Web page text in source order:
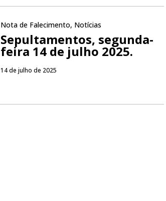
Nota de Falecimento, Notícias
Sepultamentos, segunda-
feira 14 de julho 2025.
14 de julho de 2025